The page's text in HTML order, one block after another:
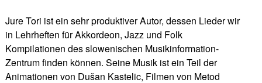
Jure Tori ist ein sehr produktiver Autor, dessen Lieder wir
in Lehrheften für Akkordeon, Jazz und Folk
Kompilationen des slowenischen Musikinformation-
Zentrum finden können. Seine Musik ist ein Teil der
Animationen von Dušan Kastelic, Filmen von Metod